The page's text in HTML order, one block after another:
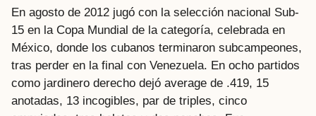
En agosto de 2012 jugó con la selección nacional Sub-
15 en la Copa Mundial de la categoría, celebrada en
México, donde los cubanos terminaron subcampeones,
tras perder en la final con Venezuela. En ocho partidos
como jardinero derecho dejó average de .419, 15
anotadas, 13 incogibles, par de triples, cinco